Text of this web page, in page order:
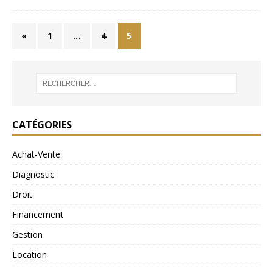
« 1 … 4 5
CATÉGORIES
Achat-Vente
Diagnostic
Droit
Financement
Gestion
Location